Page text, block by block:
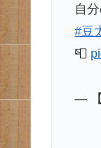
自
#豆
📮
—